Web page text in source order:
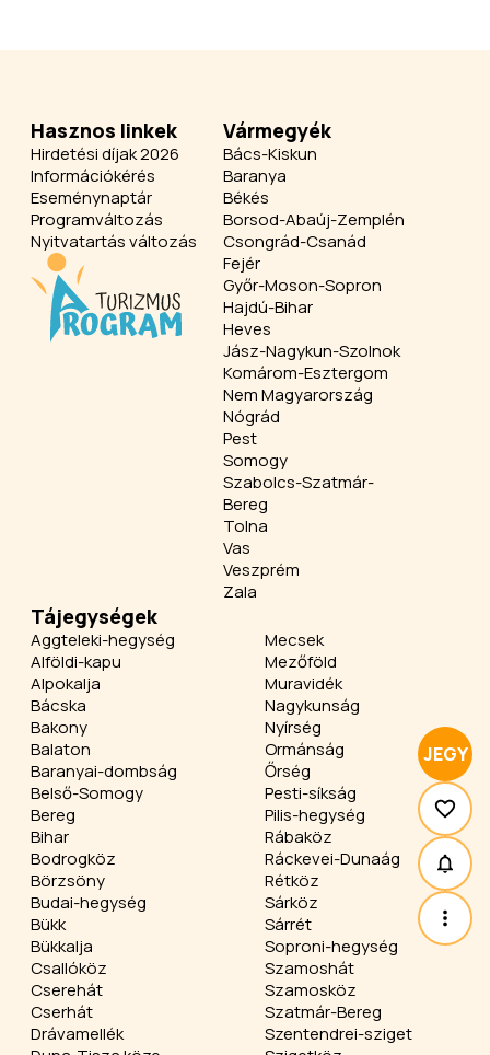
Hasznos linkek
Hirdetési díjak 2026
Információkérés
Eseménynaptár
Programváltozás
Nyitvatartás változás
Vármegyék
Bács-Kiskun
Baranya
Békés
Borsod-Abaúj-Zemplén
Csongrád-Csanád
Fejér
Győr-Moson-Sopron
Hajdú-Bihar
Heves
Jász-Nagykun-Szolnok
Komárom-Esztergom
Nem Magyarország
Nógrád
Pest
Somogy
Szabolcs-Szatmár-
Bereg
Tolna
Vas
Veszprém
Zala
Tájegységek
Aggteleki-hegység
Alföldi-kapu
Alpokalja
Bácska
Bakony
Balaton
Baranyai-dombság
Belső-Somogy
Bereg
Bihar
Bodrogköz
Börzsöny
Budai-hegység
Bükk
Bükkalja
Csallóköz
Cserehát
Cserhát
Drávamellék
Mecsek
Mezőföld
Muravidék
Nagykunság
Nyírség
Ormánság
Őrség
Pesti-síkság
Pilis-hegység
Rábaköz
Ráckevei-Dunaág
Rétköz
Sárköz
Sárrét
Soproni-hegység
Szamoshát
Szamosköz
Szatmár-Bereg
Szentendrei-sziget
JEGY